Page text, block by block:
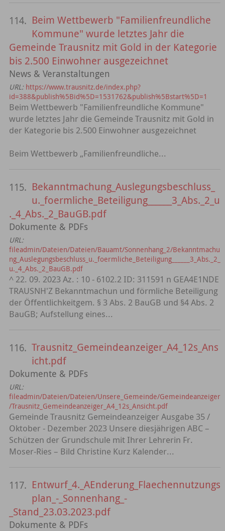
114. Beim Wettbewerb "Familienfreundliche
Kommune" wurde letztes Jahr die
Gemeinde Trausnitz mit Gold in der Kategorie
bis 2.500 Einwohner ausgezeichnet
News & Veranstaltungen
URL: https://www.trausnitz.de/index.php?
id=388&publish%5Bid%5D=1531762&publish%5Bstart%5D=1
Beim Wettbewerb "Familienfreundliche Kommune"
wurde letztes Jahr die Gemeinde Trausnitz mit Gold in
der Kategorie bis 2.500 Einwohner ausgezeichnet
Beim Wettbewerb „Familienfreundliche...
115. Bekanntmachung_Auslegungsbeschluss_
u._foermliche_Beteiligung______3_Abs._2_u
._4_Abs._2_BauGB.pdf
Dokumente & PDFs
URL:
fileadmin/Dateien/Dateien/Bauamt/Sonnenhang_2/Bekanntmachu
ng_Auslegungsbeschluss_u._foermliche_Beteiligung______3_Abs._2_
u._4_Abs._2_BauGB.pdf
^ 22. 09. 2023 Az. : 10 - 6102.2 ID: 311591 n GEA4E1NDE
TRAUSNH'Z Bekanntmachun und förmliche Beteiligung
der Öffentlichkeitgem. § 3 Abs. 2 BauGB und §4 Abs. 2
BauGB; Aufstellung eines...
116. Trausnitz_Gemeindeanzeiger_A4_12s_Ans
icht.pdf
Dokumente & PDFs
URL:
fileadmin/Dateien/Dateien/Unsere_Gemeinde/Gemeindeanzeiger
/Trausnitz_Gemeindeanzeiger_A4_12s_Ansicht.pdf
Gemeinde Trausnitz Gemeindeanzeiger Ausgabe 35 /
Oktober - Dezember 2023 Unsere diesjährigen ABC –
Schützen der Grundschule mit Ihrer Lehrerin Fr.
Moser-Ries – Bild Christine Kurz Kalender...
117. Entwurf_4._AEnderung_Flaechennutzungs
plan_-_Sonnenhang_-
_Stand_23.03.2023.pdf
Dokumente & PDFs